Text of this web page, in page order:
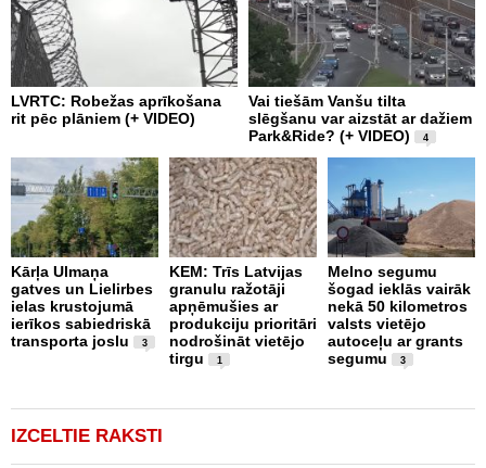
LVRTC: Robežas aprīkošana
rit pēc plāniem (+ VIDEO)
Vai tiešām Vanšu tilta
slēgšanu var aizstāt ar dažiem
Park&Ride? (+ VIDEO)
4
Kārļa Ulmaņa
gatves un Lielirbes
ielas krustojumā
ierīkos sabiedriskā
transporta joslu
3
KEM: Trīs Latvijas
granulu ražotāji
apņēmušies ar
produkciju prioritāri
nodrošināt vietējo
tirgu
1
Melno segumu
šogad ieklās vairāk
nekā 50 kilometros
valsts vietējo
autoceļu ar grants
segumu
3
IZCELTIE RAKSTI